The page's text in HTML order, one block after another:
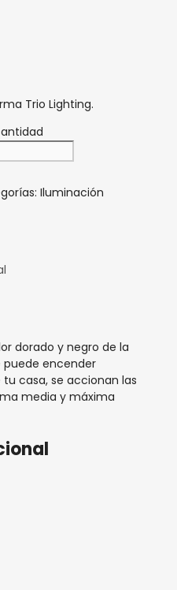
Trio Lighting.
Iluminación
dorado y negro de la
puede encender
casa, se accionan las
media y máxima